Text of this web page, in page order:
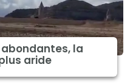
la
aride